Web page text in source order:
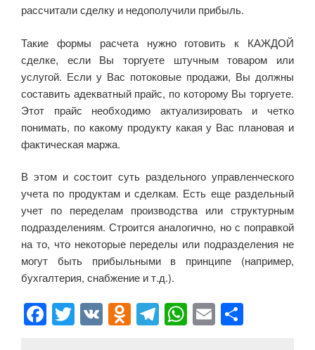
рассчитали сделку и недополучили прибыль.
Такие формы расчета нужно готовить к КАЖДОЙ
сделке, если Вы торгуете штучным товаром или
услугой. Если у Вас потоковые продажи, Вы должны
составить адекватный прайс, по которому Вы торгуете.
Этот прайс необходимо актуализировать и четко
понимать, по какому продукту какая у Вас плановая и
фактическая маржа.
В этом и состоит суть раздельного управленческого
учета по продуктам и сделкам. Есть еще раздельный
учет по переделам производства или структурным
подразделениям. Строится аналогично, но с поправкой
на то, что некоторые переделы или подразделения не
могут быть прибыльными в принципе (например,
бухгалтерия, снабжение и т.д.).
F
a
T
wi
V
K
O
d
T
el
W
h
E
m